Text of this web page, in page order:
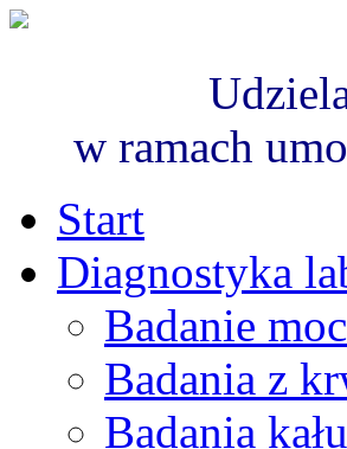
w ramach
Start
Diagnostyka
Badanie
Badania z
Badania kału